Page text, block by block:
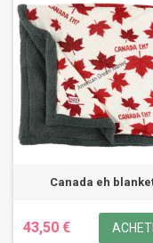
Canada eh
43,50 €